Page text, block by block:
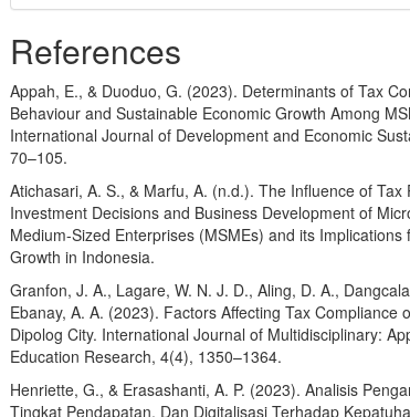
References
Appah, E., & Duoduo, G. (2023). Determinants of Tax
Behaviour and Sustainable Economic Growth Among
International Journal of Development and Economic
70–105.
Atichasari, A. S., & Marfu, A. (n.d.). The Influence of Tax
Investment Decisions and Business Development of
Medium-Sized Enterprises (MSMEs) and its Implications
Growth in Indonesia.
Granfon, J. A., Lagare, W. N. J. D., Aling, D. A.,
Ebanay, A. A. (2023). Factors Affecting Tax Compliance
Dipolog City. International Journal of Multidisciplinary:
Education Research, 4(4), 1350–1364.
Henriette, G., & Erasashanti, A. P. (2023). Analisis
Tingkat Pendapatan, Dan Digitalisasi Terhadap